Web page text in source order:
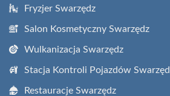
Fryzjer Swarzędz
Salon Kosmetyczny Swarzędz
Wulkanizacja Swarzędz
Stacja Kontroli Pojazdów
Restauracje Swarzędz